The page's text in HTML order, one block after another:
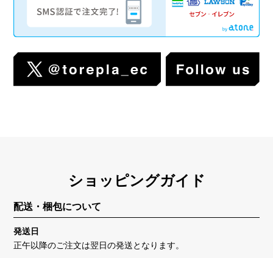
ショッピングガイド
配送・梱包について
発送日
正午以降のご注文は翌日の発送となります。